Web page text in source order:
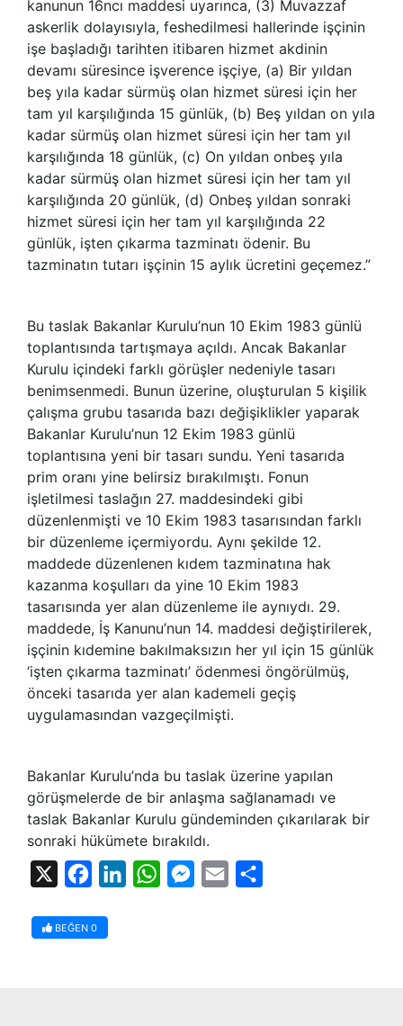
kanunun 16ncı maddesi uyarınca, (3) Muvazzaf
askerlik dolayısıyla, feshedilmesi hallerinde işçinin
işe başladığı tarihten itibaren hizmet akdinin
devamı süresince işverence işçiye, (a) Bir yıldan
beş yıla kadar sürmüş olan hizmet süresi için her
tam yıl karşılığında 15 günlük, (b) Beş yıldan on yıla
kadar sürmüş olan hizmet süresi için her tam yıl
karşılığında 18 günlük, (c) On yıldan onbeş yıla
kadar sürmüş olan hizmet süresi için her tam yıl
karşılığında 20 günlük, (d) Onbeş yıldan sonraki
hizmet süresi için her tam yıl karşılığında 22
günlük, işten çıkarma tazminatı ödenir. Bu
tazminatın tutarı işçinin 15 aylık ücretini geçemez.”
Bu taslak Bakanlar Kurulu’nun 10 Ekim 1983 günlü
toplantısında tartışmaya açıldı. Ancak Bakanlar
Kurulu içindeki farklı görüşler nedeniyle tasarı
benimsenmedi. Bunun üzerine, oluşturulan 5 kişilik
çalışma grubu tasarıda bazı değişiklikler yaparak
Bakanlar Kurulu’nun 12 Ekim 1983 günlü
toplantısına yeni bir tasarı sundu. Yeni tasarıda
prim oranı yine belirsiz bırakılmıştı. Fonun
işletilmesi taslağın 27. maddesindeki gibi
düzenlenmişti ve 10 Ekim 1983 tasarısından farklı
bir düzenleme içermiyordu. Aynı şekilde 12.
maddede düzenlenen kıdem tazminatına hak
kazanma koşulları da yine 10 Ekim 1983
tasarısında yer alan düzenleme ile aynıydı. 29.
maddede, İş Kanunu’nun 14. maddesi değiştirilerek,
işçinin kıdemine bakılmaksızın her yıl için 15 günlük
‘işten çıkarma tazminatı’ ödenmesi öngörülmüş,
önceki tasarıda yer alan kademeli geçiş
uygulamasından vazgeçilmişti.
Bakanlar Kurulu’nda bu taslak üzerine yapılan
görüşmelerde de bir anlaşma sağlanamadı ve
taslak Bakanlar Kurulu gündeminden çıkarılarak bir
sonraki hükümete bırakıldı.
FacebookLinkedInWhatsAppMessenger
Email
BEĞEN 0